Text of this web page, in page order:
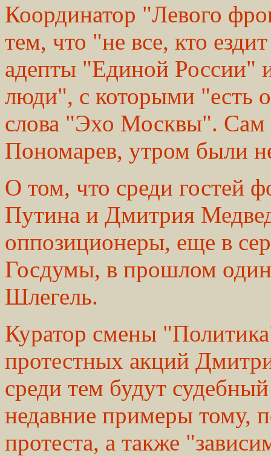
Координатор "Левого
тем, что "не все, кто
адепты "Единой России"
люди", с которыми "есть
слова "Эхо Москвы". Сам
Пономарев, утром были
О том, что среди гостей
Путина и Дмитрия
оппозиционеры, еще в
Госдумы, в прошлом
Шлегель.
Куратор смены
протестных акций
среди тем будут
недавние примеры тому,
протеста, а также